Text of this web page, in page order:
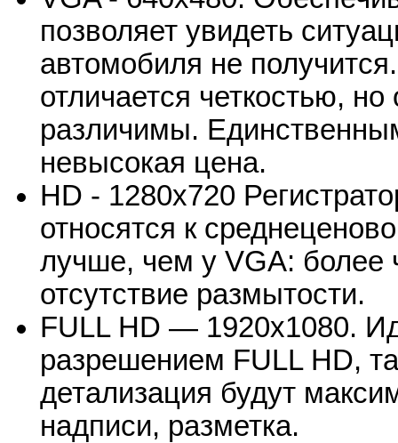
позволяет увидеть
автомобиля не
отличается четкостью,
различимы.
невысокая цена.
HD - 1280х720
относятся к
лучше, чем у VGA: более
отсутствие размытости.
FULL HD — 1920х1080.
разрешением FULL HD,
детализация будут
надписи, разметка.